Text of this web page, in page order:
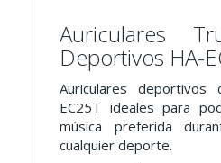
Auriculares
Deportivos HA-
Auriculares deportivos
EC25T ideales para
música preferida
cualquier deporte.